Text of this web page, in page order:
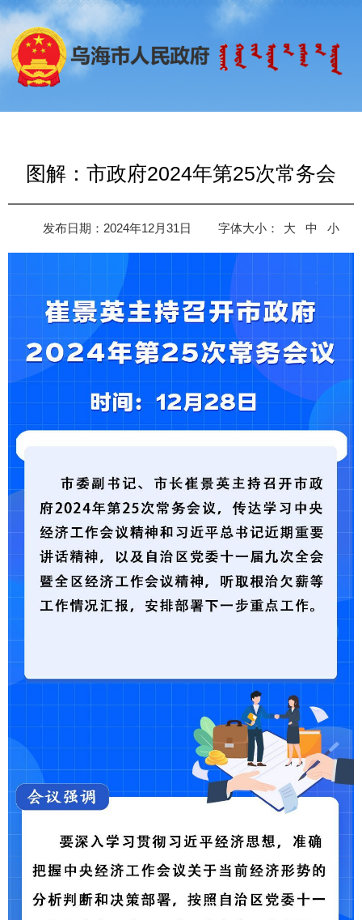
图解：市政府2024年第25次常务会
发布日期：2024年12月31日 字体大小： 大 中 小